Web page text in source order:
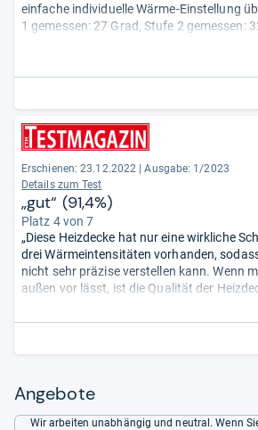
einfache individuelle Wärme-Einstellung
1 gemessen: 27 Grad, Stufe 2 gemessen:
gemessen: 38 Grad); nach drei Stunden
Schwächen: keine.- Zusammengefasst
Erschienen: 23.12.2022
Ausgabe: 1/2023
Details zum Test
„gut“ (91,4%)
Platz 4 von 7
„Diese Heizdecke hat nur eine wirkliche
drei Wärmeintensitäten vorhanden,
nicht sehr präzise verstellen kann. Wenn
außen vor lässt, ist die Qualität der
stark: So ist hier bspw. ein eindrucksvolles
von 41,3 °C zu nennen. Von Vorteil ist
von nur ±1,4 °C.“
Angebote
Wir arbeiten unabhängig und neutral. Wenn